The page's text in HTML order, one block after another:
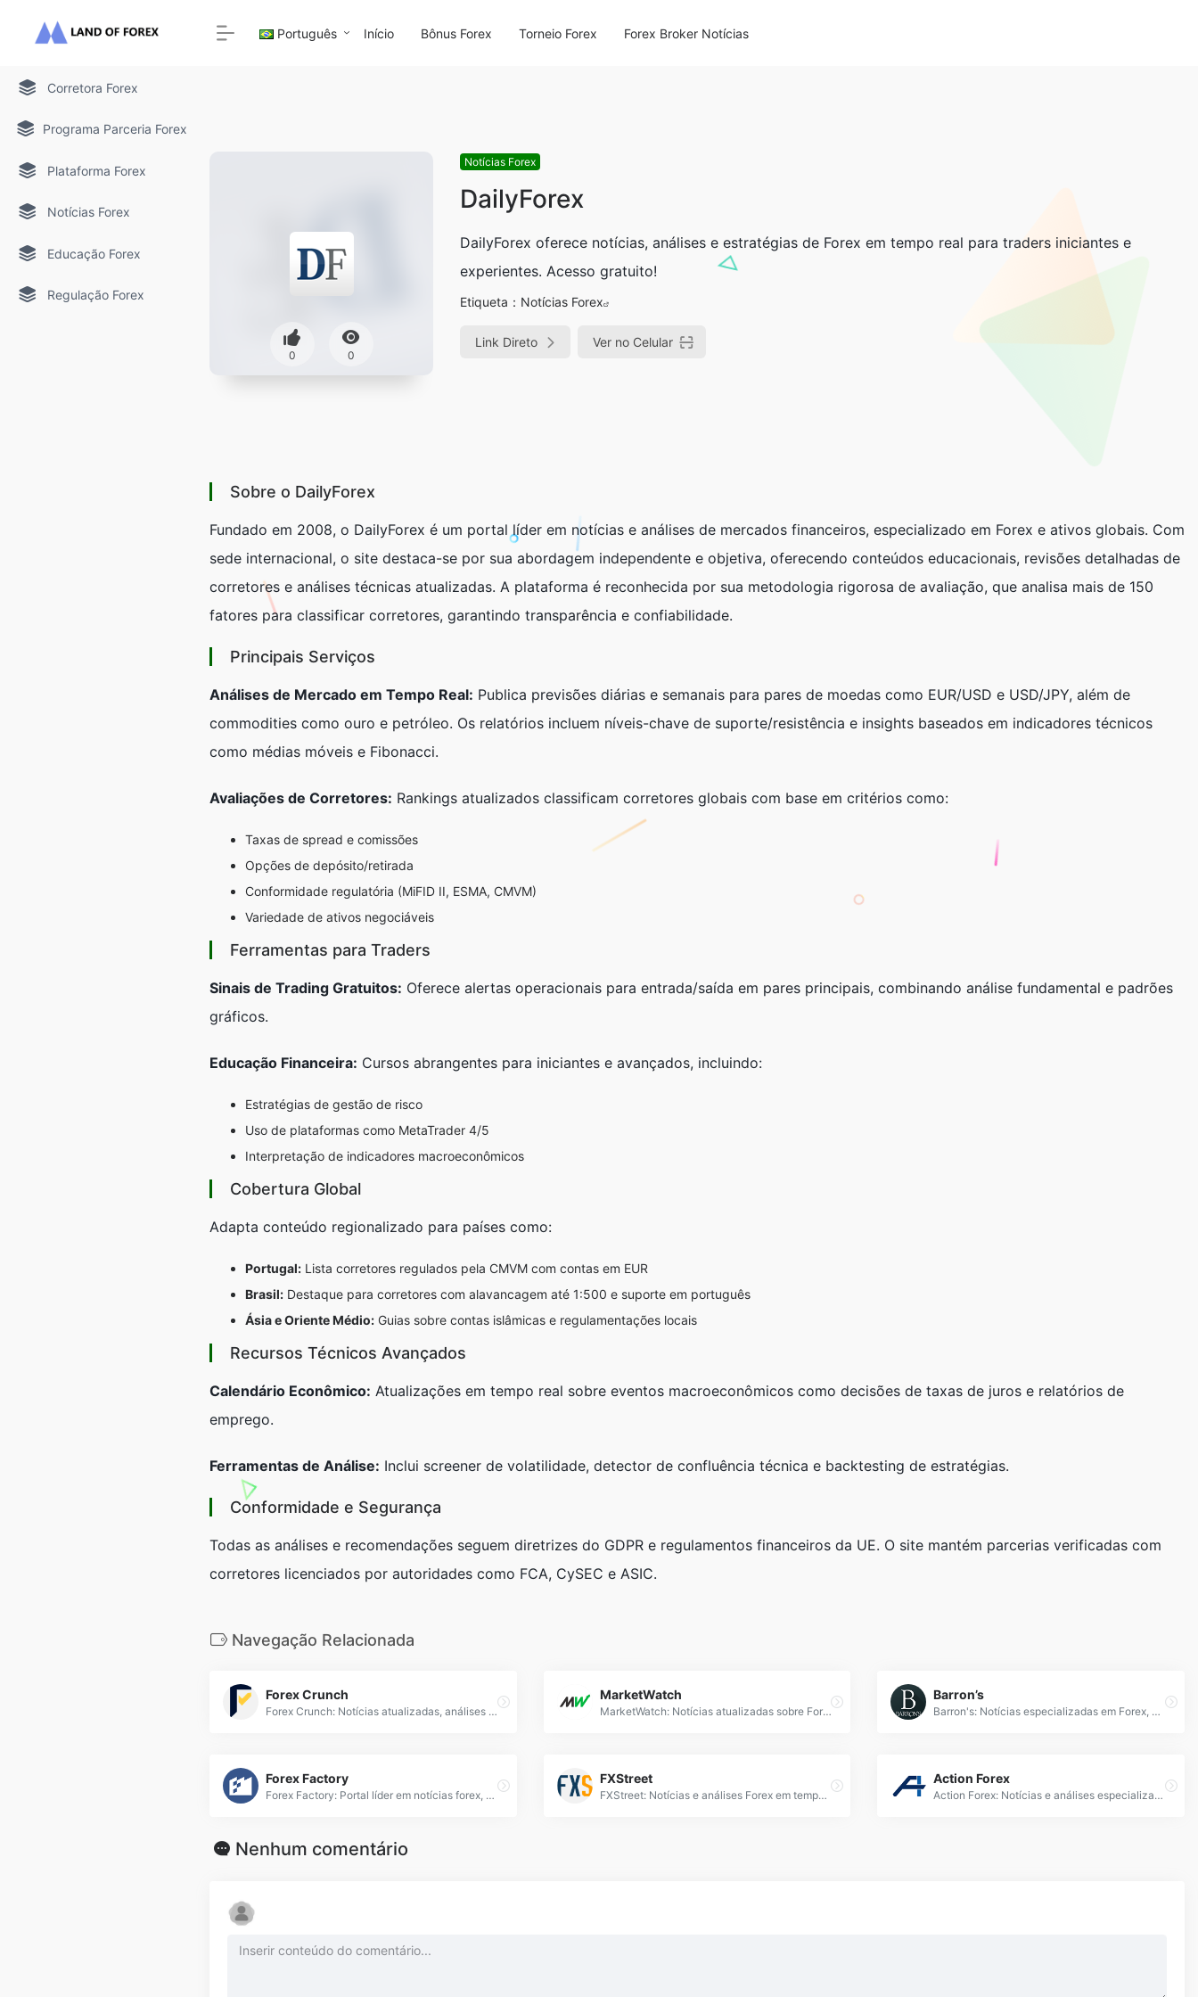
Corretora Forex
Programa Parceria Forex
Plataforma Forex
Notícias Forex
Educação Forex
Regulação Forex
Português Início Bônus Forex Torneio Forex Forex Broker Notícias
0 0
Notícias Forex
DailyForex
DailyForex oferece notícias, análises e estratégias de Forex em tempo real para traders iniciantes e
experientes. Acesso gratuito!
Etiqueta： Notícias Forex
Link Direto Ver no Celular
Sobre o DailyForex
Fundado em 2008, o DailyForex é um portal líder em notícias e análises de mercados financeiros, especializado em Forex e ativos globais. Com
sede internacional, o site destaca-se por sua abordagem independente e objetiva, oferecendo conteúdos educacionais, revisões detalhadas de
corretores e análises técnicas atualizadas. A plataforma é reconhecida por sua metodologia rigorosa de avaliação, que analisa mais de 150
fatores para classificar corretores, garantindo transparência e confiabilidade.
Principais Serviços
Análises de Mercado em Tempo Real: Publica previsões diárias e semanais para pares de moedas como EUR/USD e USD/JPY, além de
commodities como ouro e petróleo. Os relatórios incluem níveis-chave de suporte/resistência e insights baseados em indicadores técnicos
como médias móveis e Fibonacci.
Avaliações de Corretores: Rankings atualizados classificam corretores globais com base em critérios como:
Taxas de spread e comissões
Opções de depósito/retirada
Conformidade regulatória (MiFID II, ESMA, CMVM)
Variedade de ativos negociáveis
Ferramentas para Traders
Sinais de Trading Gratuitos: Oferece alertas operacionais para entrada/saída em pares principais, combinando análise fundamental e padrões
gráficos.
Educação Financeira: Cursos abrangentes para iniciantes e avançados, incluindo:
Estratégias de gestão de risco
Uso de plataformas como MetaTrader 4/5
Interpretação de indicadores macroeconômicos
Cobertura Global
Adapta conteúdo regionalizado para países como:
Portugal: Lista corretores regulados pela CMVM com contas em EUR
Brasil: Destaque para corretores com alavancagem até 1:500 e suporte em português
Ásia e Oriente Médio: Guias sobre contas islâmicas e regulamentações locais
Recursos Técnicos Avançados
Calendário Econômico: Atualizações em tempo real sobre eventos macroeconômicos como decisões de taxas de juros e relatórios de
emprego.
Ferramentas de Análise: Inclui screener de volatilidade, detector de confluência técnica e backtesting de estratégias.
Conformidade e Segurança
Todas as análises e recomendações seguem diretrizes do GDPR e regulamentos financeiros da UE. O site mantém parcerias verificadas com
corretores licenciados por autoridades como FCA, CySEC e ASIC.
Navegação Relacionada
Forex Crunch
Forex Crunch: Notícias atualizadas, análises técnicas e tendências do mercado forex para traders profissionais e iniciantes.
MarketWatch
MarketWatch: Notícias atualizadas sobre Forex, análises de mercado e cotações em tempo real para investidores profissionais." /&gt;
Barron’s
Barron's: Notícias especializadas em Forex, análises de mercado e estratégias de investimento para traders e investidores profissionais.
Forex Factory
Forex Factory: Portal líder em notícias forex, análises de mercado e calendário econômico em tempo real para traders profissionais e iniciantes.
FXStreet
FXStreet: Notícias e análises Forex em tempo real, cotações, gráficos e ferramentas para traders. Informação confiável para o mercado cambial.
Action Forex
Action Forex: Notícias e análises especializadas sobre o mercado Forex, com cotações em tempo real, estratégias de trading e insights para investidores.
Nenhum comentário